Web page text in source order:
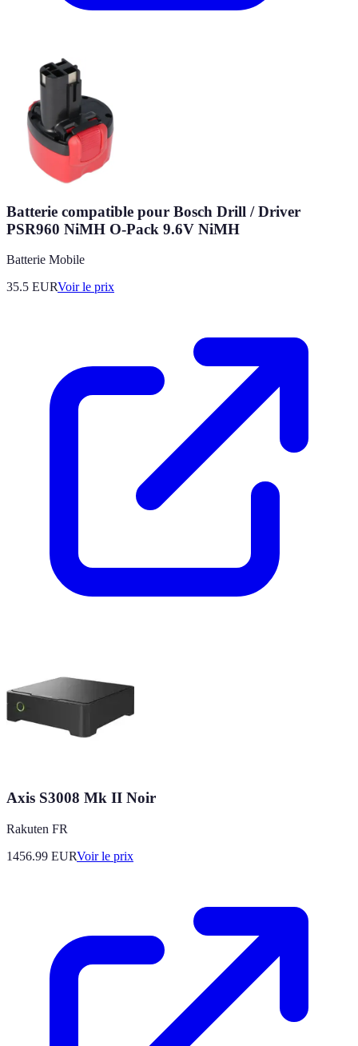
Batterie compatible pour Bosch Drill / Driver
PSR960 NiMH O-Pack 9.6V NiMH
Batterie Mobile
35.5 EURVoir le prix
Axis S3008 Mk II Noir
Rakuten FR
1456.99 EURVoir le prix